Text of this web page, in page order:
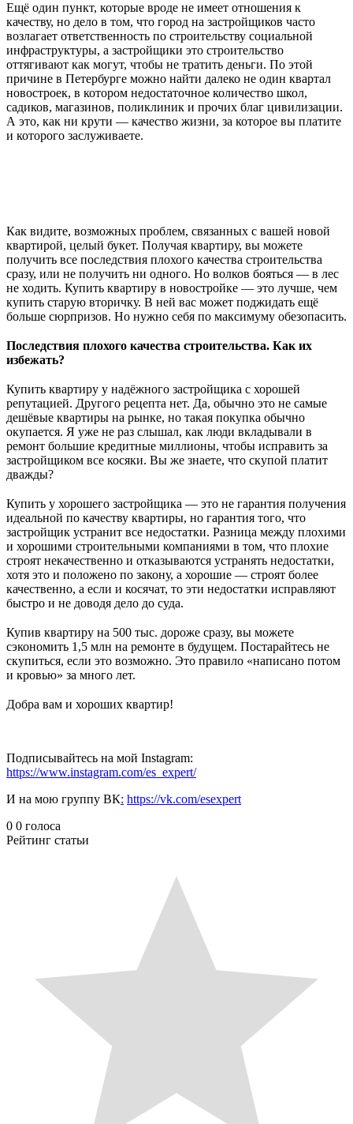
Ещё один пункт, которые вроде не имеет отношения к
качеству, но дело в том, что город на застройщиков часто
возлагает ответственность по строительству социальной
инфраструктуры, а застройщики это строительство
оттягивают как могут, чтобы не тратить деньги. По этой
причине в Петербурге можно найти далеко не один квартал
новостроек, в котором недостаточное количество школ,
садиков, магазинов, поликлиник и прочих благ цивилизации.
А это, как ни крути — качество жизни, за которое вы платите
и которого заслуживаете.
Как видите, возможных проблем, связанных с вашей новой
квартирой, целый букет. Получая квартиру, вы можете
получить все последствия плохого качества строительства
сразу, или не получить ни одного. Но волков бояться — в лес
не ходить. Купить квартиру в новостройке — это лучше, чем
купить старую вторичку. В ней вас может поджидать ещё
больше сюрпризов. Но нужно себя по максимуму обезопасить.
Последствия плохого качества строительства. Как их
избежать?
Купить квартиру у надёжного застройщика с хорошей
репутацией. Другого рецепта нет. Да, обычно это не самые
дешёвые квартиры на рынке, но такая покупка обычно
окупается. Я уже не раз слышал, как люди вкладывали в
ремонт большие кредитные миллионы, чтобы исправить за
застройщиком все косяки. Вы же знаете, что скупой платит
дважды?
Купить у хорошего застройщика — это не гарантия получения
идеальной по качеству квартиры, но гарантия того, что
застройщик устранит все недостатки. Разница между плохими
и хорошими строительными компаниями в том, что плохие
строят некачественно и отказываются устранять недостатки,
хотя это и положено по закону, а хорошие — строят более
качественно, а если и косячат, то эти недостатки исправляют
быстро и не доводя дело до суда.
Купив квартиру на 500 тыс. дороже сразу, вы можете
сэкономить 1,5 млн на ремонте в будущем. Постарайтесь не
скупиться, если это возможно. Это правило «написано потом
и кровью» за много лет.
Добра вам и хороших квартир!
Подписывайтесь на мой Instagram:
https://www.instagram.com/es_expert/
И на мою группу ВК: https://vk.com/esexpert
0 0 голоса
Рейтинг статьи